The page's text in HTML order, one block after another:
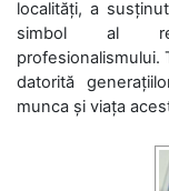
localități, a
simbol al
profesionalismului.
datorită
munca și viața